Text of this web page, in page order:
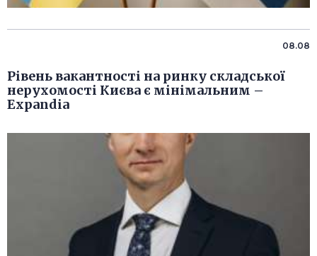
08.08
Рівень вакантності на ринку складської
нерухомості Києва є мінімальним –
Expandia